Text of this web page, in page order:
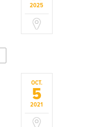
2025
OCT.
5
2021